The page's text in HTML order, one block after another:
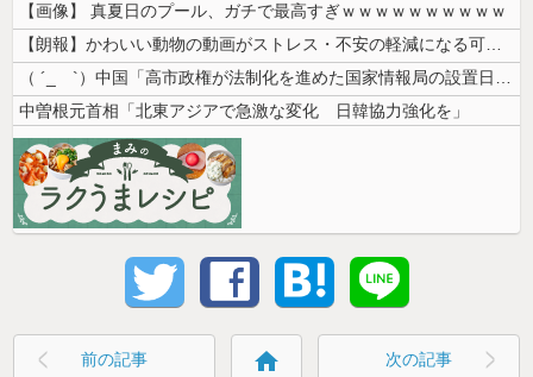
【画像】 真夏日のプール、ガチで最高すぎｗｗｗｗｗｗｗｗｗｗ
【朗報】かわいい動物の動画がストレス・不安の軽減になる可能性。英大学の...
（ ´_ゝ`）中国「高市政権が法制化を進めた国家情報局の設置日が7月3...
中曽根元首相「北東アジアで急激な変化 日韓協力強化を」
前の記事 home 次の記事